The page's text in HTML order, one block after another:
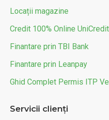
Locații magazine
Credit 100% Online
Finantare prin TBI Bank
Finantare prin Leanpay
Ghid Complet Permis ITP
Servicii clienți